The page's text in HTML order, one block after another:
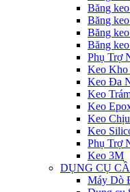
Băng
Băng
Băng
Băng
Phụ Trợ
Keo Kho
Keo Đa
Keo
Keo
Keo
Keo
Phụ Trợ
Keo 3M
DỤNG CỤ
Máy Dò